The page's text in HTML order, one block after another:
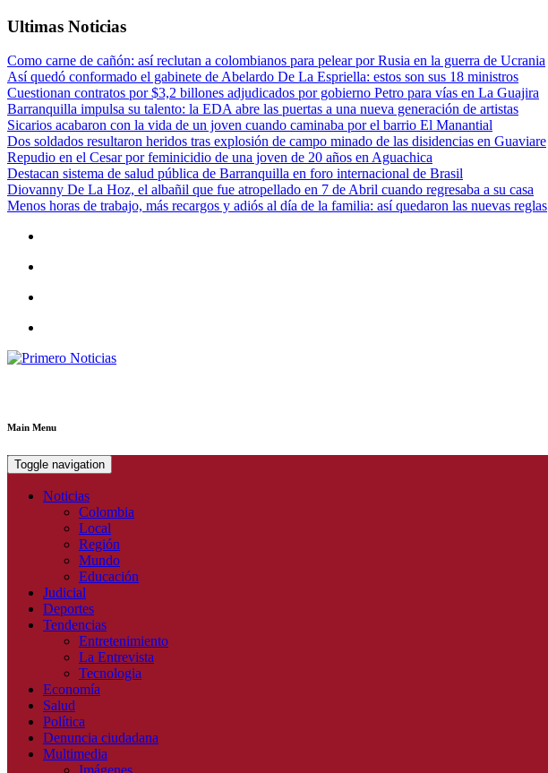
Ultimas Noticias
Como carne de cañón: así reclutan a colombianos para pelear por Rusia en la guerra de Ucrania
Así quedó conformado el gabinete de Abelardo De La Espriella: estos son sus 18 ministros
Cuestionan contratos por $3,2 billones adjudicados por gobierno Petro para vías en La Guajira
Barranquilla impulsa su talento: la EDA abre las puertas a una nueva generación de artistas
Sicarios acabaron con la vida de un joven cuando caminaba por el barrio El Manantial
Dos soldados resultaron heridos tras explosión de campo minado de las disidencias en Guaviare
Repudio en el Cesar por feminicidio de una joven de 20 años en Aguachica
Destacan sistema de salud pública de Barranquilla en foro internacional de Brasil
Diovanny De La Hoz, el albañil que fue atropellado en 7 de Abril cuando regresaba a su casa
Menos horas de trabajo, más recargos y adiós al día de la familia: así quedaron las nuevas reglas
Main Menu
Toggle navigation
Noticias
Colombia
Local
Región
Mundo
Educación
Judicial
Deportes
Tendencias
Entretenimiento
La Entrevista
Tecnologia
Economía
Salud
Política
Denuncia ciudadana
Multimedia
Imágenes